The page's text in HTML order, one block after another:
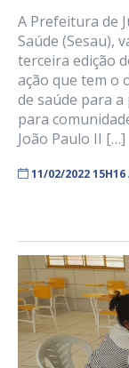
A Prefeitura de
Saúde (Sesau),
terceira edição
ação que tem o
de saúde para
para
João Paulo II […]
11/02/2022 15H16